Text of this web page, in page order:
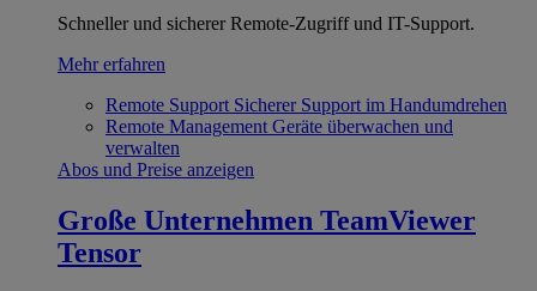
Schneller und sicherer Remote-Zugriff und IT-Support.
Mehr erfahren
Remote Support Sicherer Support im Handumdrehen
Remote Management Geräte überwachen und
verwalten
Abos und Preise anzeigen
Große Unternehmen TeamViewer
Tensor